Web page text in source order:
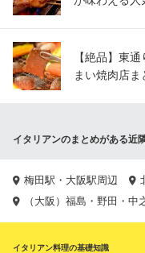
【絶品】東
まい焼肉店ま
イタリアンのまとめがある近
梅田駅・大阪駅周辺
（大阪）福島・野田・中
イタリアン料理の基礎知識